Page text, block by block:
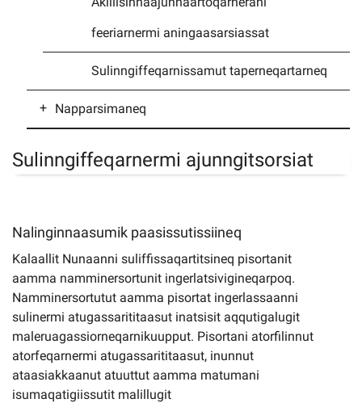
Imminut kiffartuunneq
Pilersaarutinut isaavik
feeriarnermi aningaasarsiassat
Sulinngiffeqarnissamut taperneqartarneq
Napparsimaneq
qimagaasut
Sulinngiffeqarnermi ajunngitsorsiat
Nalinginnaasumik paasissutissiineq
Kalaallit Nunaanni suliffissaqartitsineq pisortanit
aamma namminersortunit ingerlatsivigineqarpoq.
Namminersortutut aamma pisortat ingerlassaanni
sulinermi atugassarititaasut inatsisit aqqutigalugit
maleruagassiorneqarnikuupput. Pisortani atorfilinnut
atorfeqarnermi atugassarititaasut, inunnut
ataasiakkaanut atuuttut aamma matumani
isumaqatigiissutit malillugit